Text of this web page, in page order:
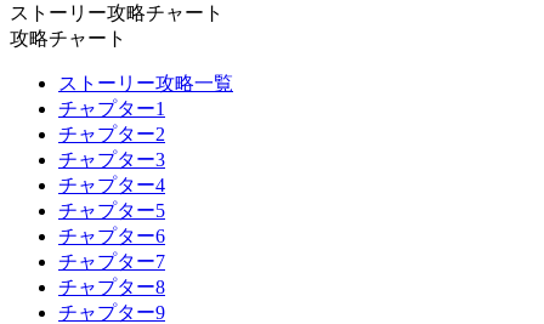
ストーリー攻略チャート
攻略チャート
ストーリー攻略一覧
チャプター1
チャプター2
チャプター3
チャプター4
チャプター5
チャプター6
チャプター7
チャプター8
チャプター9